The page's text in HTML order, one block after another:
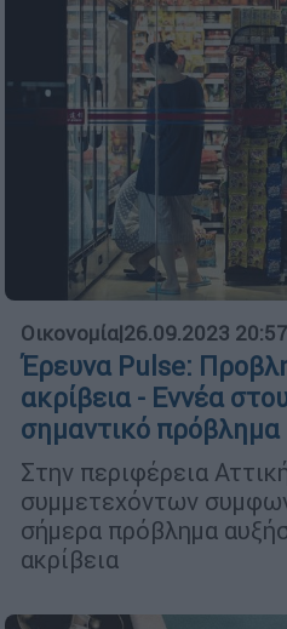
Οικονομία|26.09.2023 20:57
Έρευνα Pulse:
ακρίβεια - Εννέα
σημαντικό πρόβλημα
Στην περιφέρεια
συμμετεχόντων
σήμερα πρόβλημα
ακρίβεια